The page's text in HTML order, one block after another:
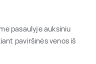
pasaulyje auksiniu
paviršinės venos iš